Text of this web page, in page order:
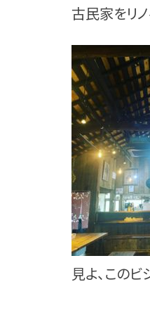
古民家をリ
見よ、この